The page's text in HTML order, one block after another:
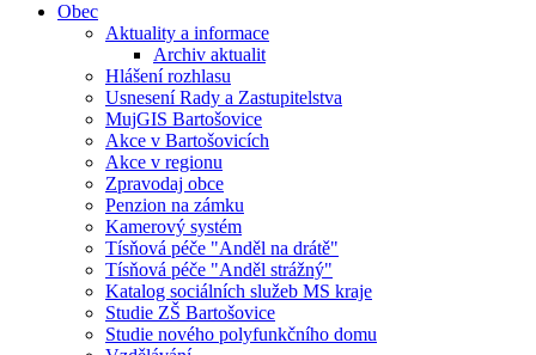
Obec
Aktuality a informace
Archiv aktualit
Hlášení rozhlasu
Usnesení Rady a Zastupitelstva
MujGIS Bartošovice
Akce v Bartošovicích
Akce v regionu
Zpravodaj obce
Penzion na zámku
Kamerový systém
Tísňová péče "Anděl na drátě"
Tísňová péče "Anděl strážný"
Katalog sociálních služeb MS kraje
Studie ZŠ Bartošovice
Studie nového polyfunkčního domu